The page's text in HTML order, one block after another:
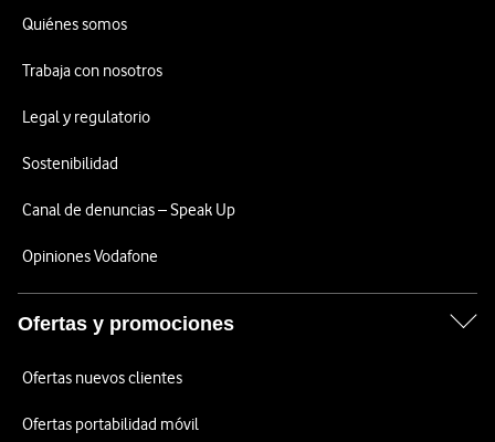
Quiénes somos
Trabaja con nosotros
Legal y regulatorio
Sostenibilidad
Canal de denuncias – Speak Up
Opiniones Vodafone
Ofertas y promociones
Ofertas nuevos clientes
Ofertas portabilidad móvil